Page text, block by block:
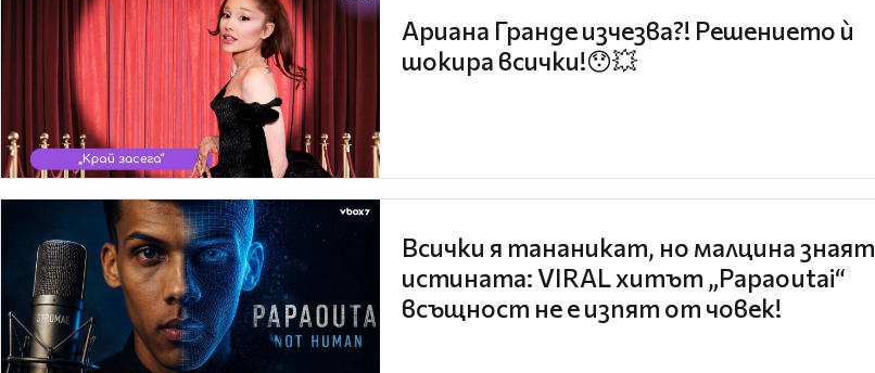
Ариана Гранде изчезва?! Решението ѝ
шокира всички!😯💥
Всички я тананикат, но малцина знаят
истината: VIRAL хитът „Papaoutai“
всъщност не е изпят от човек!